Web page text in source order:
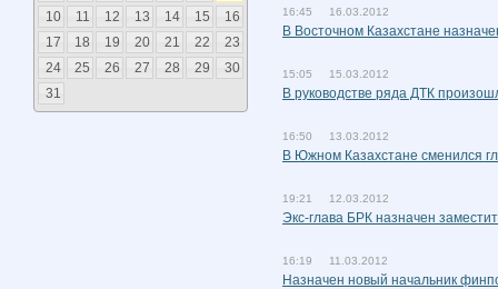
10
11 12 13 14 15
16
17
18 19 20 21 22
23
24
25 26 27 28 29
30
31
16:45 16.03.2012
В Восточном Казахстане
15:05 15.03.2012
В руководстве ряда ДТК
16:50 13.03.2012
В Южном Казахстане сменился
19:21 12.03.2012
Экс-глава БРК назначен
16:19 11.03.2012
Назначен новый начальник